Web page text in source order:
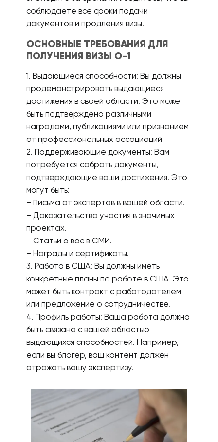
соблюдаете все сроки подачи
документов и продления визы.
ОСНОВНЫЕ ТРЕБОВАНИЯ ДЛЯ
ПОЛУЧЕНИЯ ВИЗЫ О-1
1. Выдающиеся способности: Вы должны
продемонстрировать выдающиеся
достижения в своей области. Это может
быть подтверждено различными
наградами, публикациями или признанием
от профессиональных ассоциаций.
2. Поддерживающие документы: Вам
потребуется собрать документы,
подтверждающие ваши достижения. Это
могут быть:
– Письма от экспертов в вашей области.
– Доказательства участия в значимых
проектах.
– Статьи о вас в СМИ.
– Награды и сертификаты.
3. Работа в США: Вы должны иметь
конкретные планы по работе в США. Это
может быть контракт с работодателем
или предложение о сотрудничестве.
4. Профиль работы: Ваша работа должна
быть связана с вашей областью
выдающихся способностей. Например,
если вы блогер, ваш контент должен
отражать вашу экспертизу.